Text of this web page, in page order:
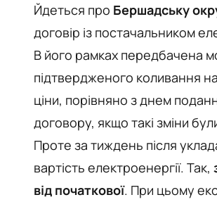
Йдеться про Бершадську
договір із постачальником
В його рамках передбачена
підтвердженого коливання
ціни, порівняно з днем
договору, якщо такі зміни
Проте за тиждень після
вартість електроенергії. Так,
від початкової. При цьому